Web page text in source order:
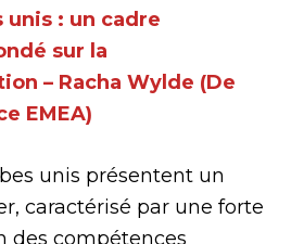
unis : un cadre
sur la
– Racha Wylde (De
EMEA)
unis présentent un
caractérisé par une forte
des compétences